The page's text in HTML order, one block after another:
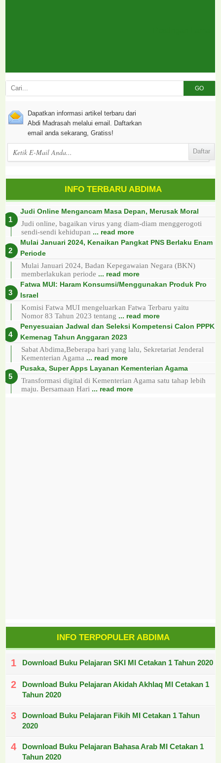
GO
Dapatkan informasi artikel terbaru dari
Abdi Madrasah melalui email. Daftarkan
email anda sekarang, Gratiss!
INFO TERBARU ABDIMA
Judi Online Mengancam Masa Depan, Merusak Moral
Judi online, bagaikan virus yang diam-diam menggerogoti
sendi-sendi kehidupan ... read more
Mulai Januari 2024, Kenaikan Pangkat PNS Berlaku Enam
Periode
Mulai Januari 2024, Badan Kepegawaian Negara (BKN)
memberlakukan periode ... read more
Fatwa MUI: Haram Konsumsi/Menggunakan Produk Pro
Israel
Komisi Fatwa MUI mengeluarkan Fatwa Terbaru yaitu
Nomor 83 Tahun 2023 tentang ... read more
Penyesuaian Jadwal dan Seleksi Kompetensi Calon PPPK
Kemenag Tahun Anggaran 2023
Sabat Abdima,Beberapa hari yang lalu, Sekretariat Jenderal
Kementerian Agama ... read more
Pusaka, Super Apps Layanan Kementerian Agama
Transformasi digital di Kementerian Agama satu tahap lebih
maju. Bersamaan Hari ... read more
INFO TERPOPULER ABDIMA
Download Buku Pelajaran SKI MI Cetakan 1 Tahun 2020
Download Buku Pelajaran Akidah Akhlaq MI Cetakan 1
Tahun 2020
Download Buku Pelajaran Fikih MI Cetakan 1 Tahun
2020
Download Buku Pelajaran Bahasa Arab MI Cetakan 1
Tahun 2020